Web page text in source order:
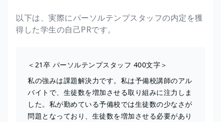
以下は、実際にパーソルテンプスタッフの内定を獲
得した学生の自己PRです。
＜21卒 パーソルテンプスタッフ 400文字＞
私の強みは課題解決力です。私は予備校講師のアル
バイトで、生徒数を増加させる取り組みに注力しま
した。私が勤めている予備校では生徒数の少なさが
問題となっており、生徒数を増加させる必要があり